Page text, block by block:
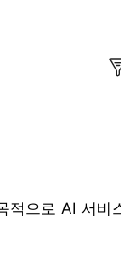
으로 AI 서비